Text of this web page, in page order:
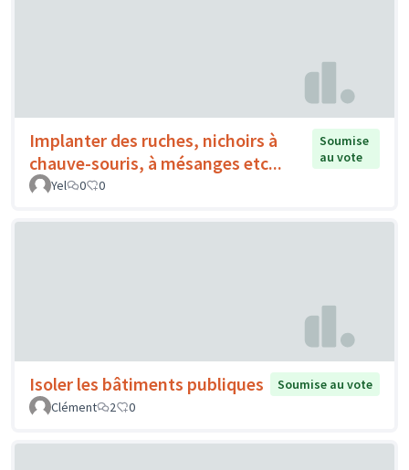
Implanter des ruches, nichoirs à
chauve-souris, à mésanges etc...
Soumise
au vote
Yel
0 0
Isoler les bâtiments publiques
Soumise au vote
Clément
2 0